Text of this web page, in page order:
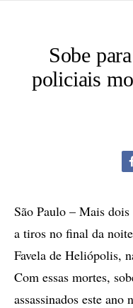
Sobe
policiais
São Paulo – Mais
a tiros no final da
Favela de Heliópolis,
Com essas mortes,
assassinados este